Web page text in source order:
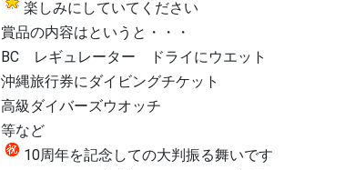
楽しみにしていてください
賞品の内容はというと・・・
BC レギュレーター ドライにウエット
沖縄旅行券にダイビングチケット
高級ダイバーズウオッチ
等など
10周年を記念しての大判振る舞いです